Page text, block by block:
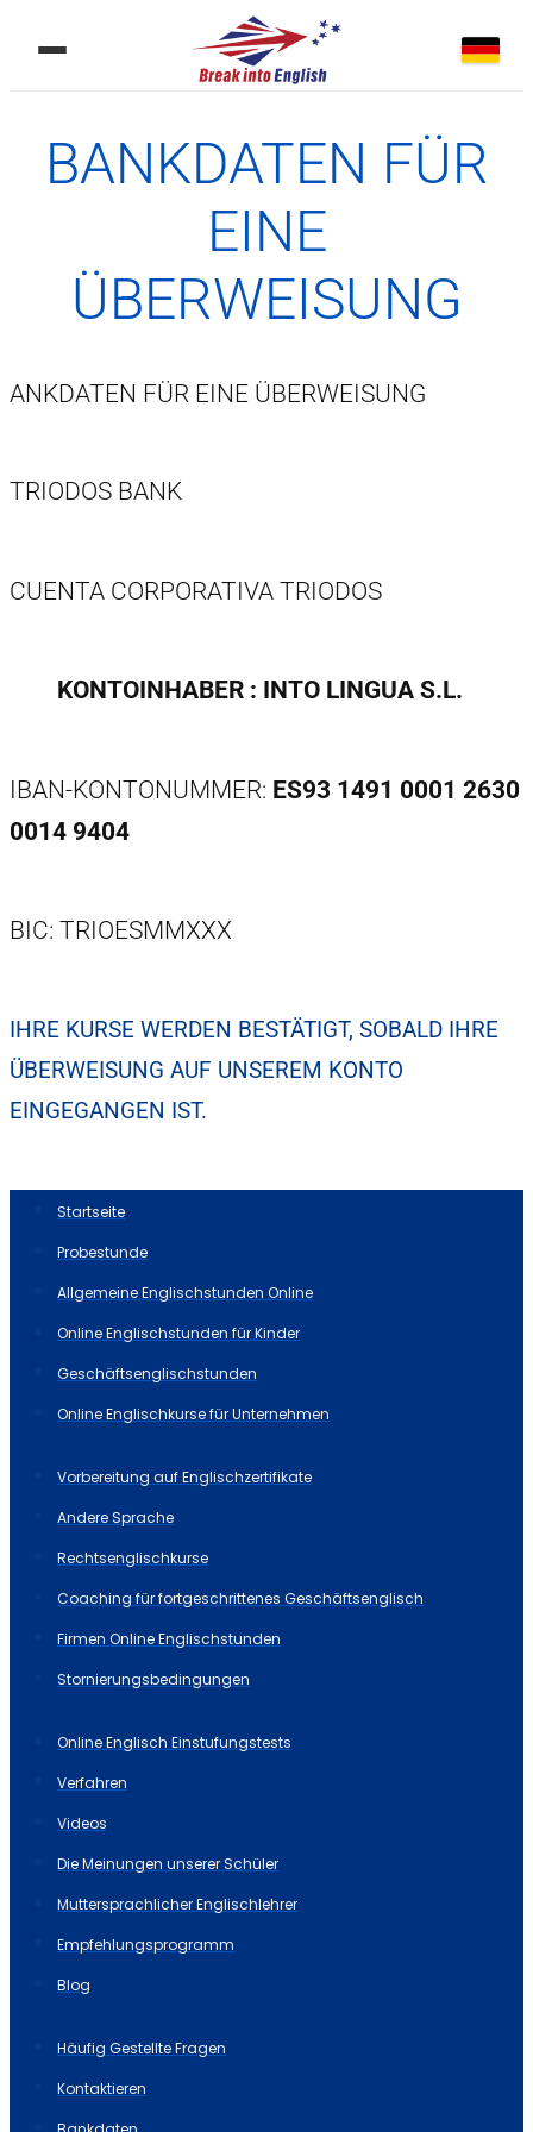
BANKDATEN FÜR
EINE
ÜBERWEISUNG
ANKDATEN FÜR EINE ÜBERWEISUNG
TRIODOS BANK
CUENTA CORPORATIVA TRIODOS
KONTOINHABER : INTO LINGUA S.L.
IBAN-KONTONUMMER: ES93 1491 0001 2630
0014 9404
BIC: TRIOESMMXXX
IHRE KURSE WERDEN BESTÄTIGT, SOBALD IHRE
ÜBERWEISUNG AUF UNSEREM KONTO
EINGEGANGEN IST.
Startseite
Probestunde
Allgemeine Englischstunden Online
Online Englischstunden für Kinder
Geschäftsenglischstunden
Online Englischkurse für Unternehmen
Vorbereitung auf Englischzertifikate
Andere Sprache
Rechtsenglischkurse
Coaching für fortgeschrittenes Geschäftsenglisch
Firmen Online Englischstunden
Stornierungsbedingungen
Online Englisch Einstufungstests
Verfahren
Videos
Die Meinungen unserer Schüler
Muttersprachlicher Englischlehrer
Empfehlungsprogramm
Blog
Häufig Gestellte Fragen
Kontaktieren